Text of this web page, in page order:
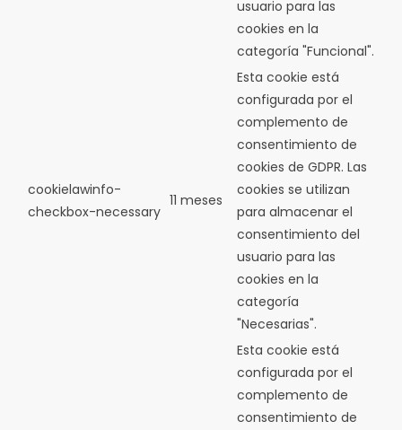
usuario para las
cookies en la
categoría "Funcional".
cookielawinfo-
checkbox-necessary
11 meses
Esta cookie está
configurada por el
complemento de
consentimiento de
cookies de GDPR. Las
cookies se utilizan
para almacenar el
consentimiento del
usuario para las
cookies en la
categoría
"Necesarias".
Esta cookie está
configurada por el
complemento de
consentimiento de